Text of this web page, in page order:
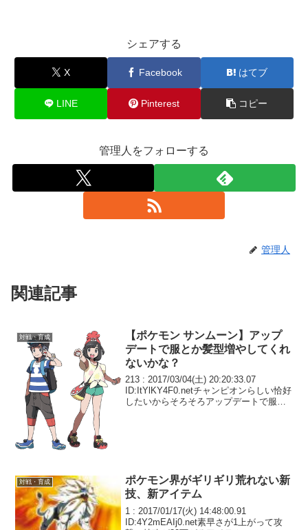
シェアする
X Facebook はてブ
LINE Pinterest コピー
管理人をフォローする
管理人
関連記事
対戦・育成
【ポケモン サンムーン】アップ
デートで服とか髪型増やしてくれ
ないかな？
213 : 2017/03/04(土) 20:20:33.07
ID:ItYlKY4F0.netチャンピオンらしい恰好
したいからそろそろアップデートで服と
対戦・育成
ポケモン界がギリギリ荒れない新
技、新アイテム
1 : 2017/01/17(火) 14:48:00.91
ID:4Y2mEAIj0.net素早さが1上がって攻